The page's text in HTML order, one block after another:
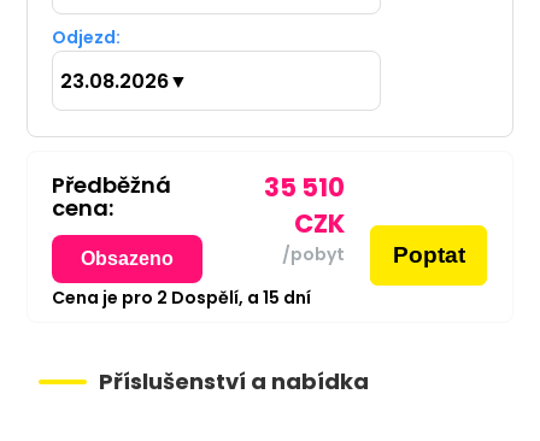
Odjezd:
23.08.2026▼
Předběžná
cena:
Obsazeno
35 510
CZK
/pobyt Poptat
Cena je pro 2 Dospělí, a 15 dní
Příslušenství a nabídka